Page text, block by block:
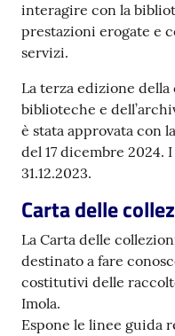
Seguici
su
Catalogo
on line
Eventi
interagire con la
prestazioni erogate e
servizi.
La terza edizione
biblioteche e
è stata approvata con
del 17 dicembre 2024.
31.12.2023.
Carta delle
La Carta delle
destinato a fare
costitutivi delle
Imola.
Espone le linee guida